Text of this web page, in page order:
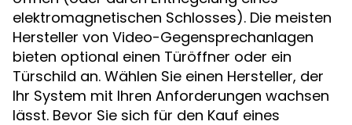
elektromagnetischen Schlosses). Die meisten
Hersteller von Video-Gegensprechanlagen
bieten optional einen Türöffner oder ein
Türschild an. Wählen Sie einen Hersteller, der
Ihr System mit Ihren Anforderungen wachsen
lässt. Bevor Sie sich für den Kauf eines